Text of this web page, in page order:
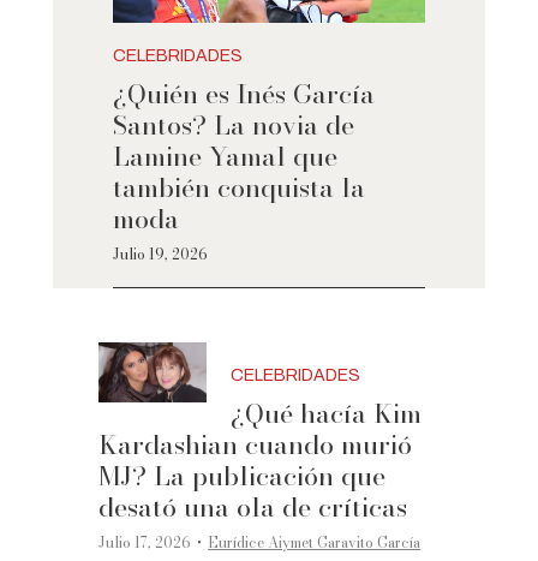
CELEBRIDADES
¿Quién es Inés García
Santos? La novia de
Lamine Yamal que
también conquista la
moda
Julio 19, 2026
CELEBRIDADES
¿Qué hacía Kim
Kardashian cuando murió
MJ? La publicación que
desató una ola de críticas
Julio 17, 2026 ·Eurídice Aiymet Garavito García